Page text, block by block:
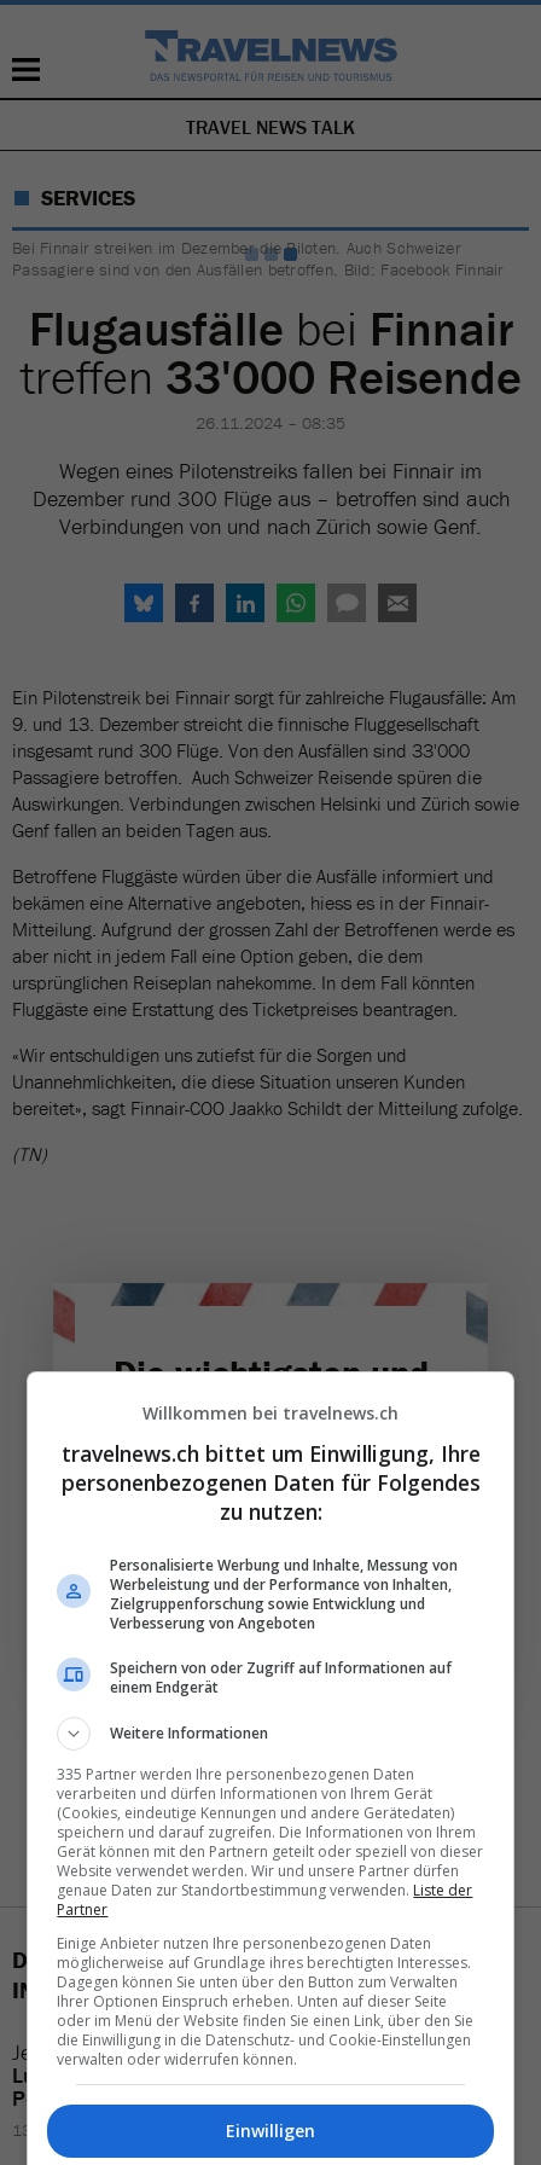
NAVIGATION
ÜBERSPRINGEN
TRAVEL NEWS TALK
SERVICES
Bei Finnair streiken im Dezember die Piloten. Auch Schweizer
Passagiere sind von den Ausfällen betroffen. Bild: Facebook Finnair
Flugausfälle bei Finnair
treffen 33'000 Reisende
26.11.2024 – 08:35
Wegen eines Pilotenstreiks fallen bei Finnair im
Dezember rund 300 Flüge aus – betroffen sind auch
Verbindungen von und nach Zürich sowie Genf.
Ein Pilotenstreik bei Finnair sorgt für zahlreiche Flugausfälle: Am
9. und 13. Dezember streicht die finnische Fluggesellschaft
insgesamt rund 300 Flüge. Von den Ausfällen sind 33'000
Passagiere betroffen. Auch Schweizer Reisende spüren die
Auswirkungen. Verbindungen zwischen Helsinki und Zürich sowie
Genf fallen an beiden Tagen aus.
Betroffene Fluggäste würden über die Ausfälle informiert und
bekämen eine Alternative angeboten, hiess es in der Finnair-
Mitteilung. Aufgrund der grossen Zahl der Betroffenen werde es
aber nicht in jedem Fall eine Option geben, die dem
ursprünglichen Reiseplan nahekomme. In dem Fall könnten
Fluggäste eine Erstattung des Ticketpreises beantragen.
«Wir entschuldigen uns zutiefst für die Sorgen und
Unannehmlichkeiten, die diese Situation unseren Kunden
bereitet», sagt Finnair-COO Jaakko Schildt der Mitteilung zufolge.
(TN)
Die wichtigsten und
besten News direkt in
Ihr E‑Mail-Postfach
Täglich oder wöchentlich, mit mehr Insights oder
NEWSLETTER ENTDECKEN
DAS KÖNNTE SIE AUCH
INTERESSIEREN
Jetztstreiktbei der
Lufthansa
Personal
13.04.2026 – 06:30
Air Europa baut
06.08.2026 – 06:25
Willkommen bei travelnews.ch
travelnews.ch bittet um Einwilligung, Ihre
personenbezogenen Daten für Folgendes
zu nutzen:
Personalisierte Werbung und Inhalte, Messung von
Werbeleistung und der Performance von Inhalten,
Zielgruppenforschung sowie Entwicklung und
Verbesserung von Angeboten
Speichern von oder Zugriff auf Informationen auf
einem Endgerät
Weitere Informationen
335 Partner werden Ihre personenbezogenen Daten
verarbeiten und dürfen Informationen von Ihrem Gerät
(Cookies, eindeutige Kennungen und andere Gerätedaten)
speichern und darauf zugreifen. Die Informationen von Ihrem
Gerät können mit den Partnern geteilt oder speziell von dieser
Website verwendet werden. Wir und unsere Partner dürfen
genaue Daten zur Standortbestimmung verwenden. Liste der
Partner
Einige Anbieter nutzen Ihre personenbezogenen Daten
möglicherweise auf Grundlage ihres berechtigten Interesses.
Dagegen können Sie unten über den Button zum Verwalten
Ihrer Optionen Einspruch erheben. Unten auf dieser Seite
oder im Menü der Website finden Sie einen Link, über den Sie
die Einwilligung in die Datenschutz- und Cookie-Einstellungen
verwalten oder widerrufen können.
Einwilligen